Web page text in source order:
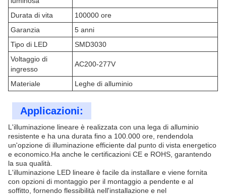
Durata di vita
100000 ore
Garanzia
5 anni
Tipo di LED
SMD3030
Voltaggio di
ingresso
AC200-277V
Materiale Leghe di alluminio
Applicazioni:
L'illuminazione lineare è realizzata con una lega di alluminio
resistente e ha una durata fino a 100.000 ore, rendendola
un'opzione di illuminazione efficiente dal punto di vista energetico
e economico.Ha anche le certificazioni CE e ROHS, garantendo
la sua qualità.
L'illuminazione LED lineare è facile da installare e viene fornita
con opzioni di montaggio per il montaggio a pendente e al
soffitto, fornendo flessibilità nell'installazione e nel